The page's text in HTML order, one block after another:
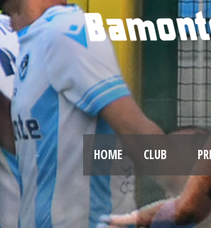
HOME CLUB